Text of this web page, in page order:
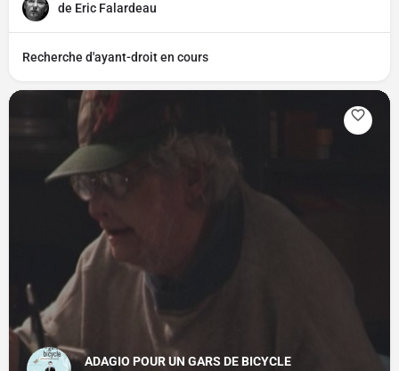
de Eric Falardeau
Recherche d'ayant-droit en cours
ADAGIO POUR UN GARS DE BICYCLE